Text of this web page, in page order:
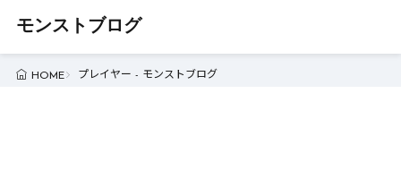
モンストブログ
HOME プレイヤー - モンストブログ